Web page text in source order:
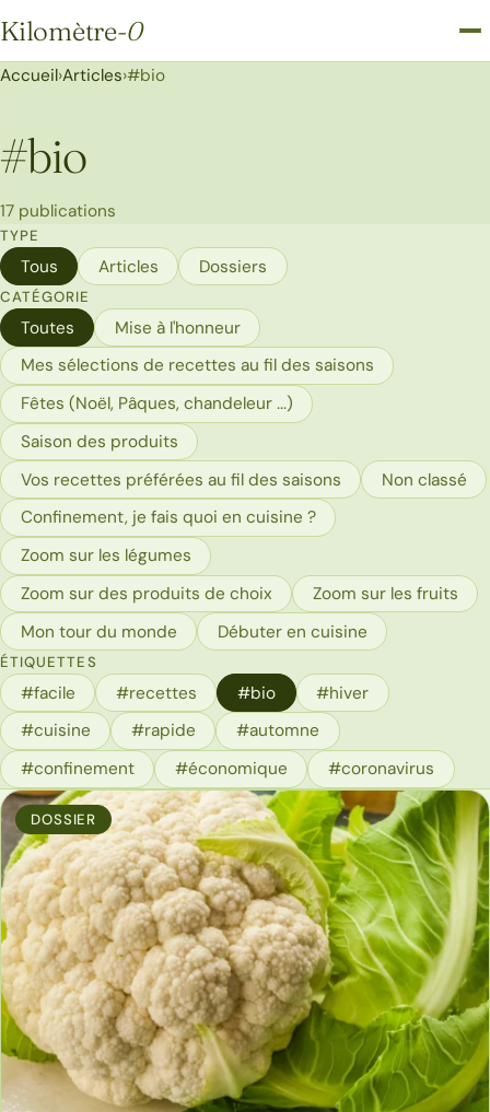
Kilomètre-0
Kilomètre-0
Accueil›Articles›#bio
#bio
17 publications
TYPE
Tous Articles Dossiers
CATÉGORIE
Toutes
Mise à l'honneur
Mes sélections de recettes au fil des saisons
Fêtes (Noël, Pâques, chandeleur ...)
Saison des produits
Vos recettes préférées au fil des saisons
Non classé
Confinement, je fais quoi en cuisine ?
Zoom sur les légumes
Zoom sur des produits de choix
Zoom sur les fruits
Mon tour du monde
Débuter en cuisine
ÉTIQUETTES
#facile #recettes #bio
#hiver
#cuisine
#rapide
#automne
#confinement
#économique #coronavirus
DOSSIER